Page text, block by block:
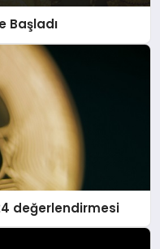
Başladı
değerlendirmesi